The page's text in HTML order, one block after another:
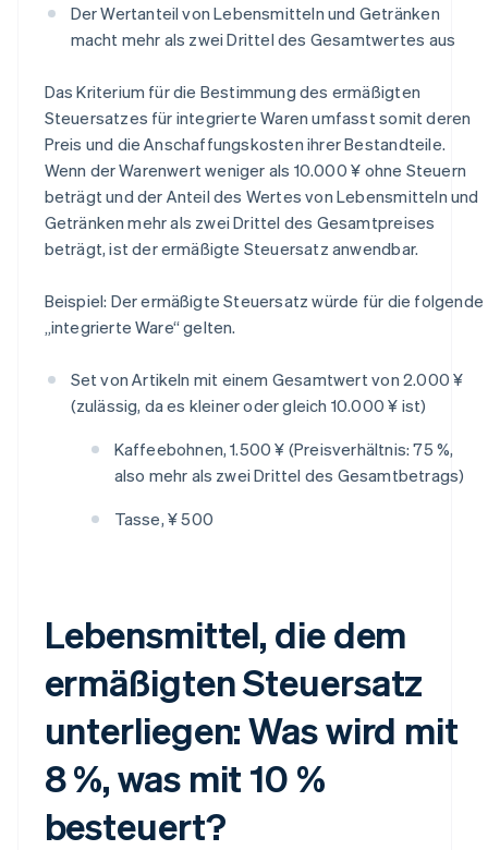
Der Wertanteil von Lebensmitteln und Getränken
macht mehr als zwei Drittel des Gesamtwertes aus
Das Kriterium für die Bestimmung des ermäßigten
Steuersatzes für integrierte Waren umfasst somit deren
Preis und die Anschaffungskosten ihrer Bestandteile.
Wenn der Warenwert weniger als 10.000 ¥ ohne Steuern
beträgt und der Anteil des Wertes von Lebensmitteln und
Getränken mehr als zwei Drittel des Gesamtpreises
beträgt, ist der ermäßigte Steuersatz anwendbar.
Beispiel: Der ermäßigte Steuersatz würde für die folgende
„integrierte Ware“ gelten.
Set von Artikeln mit einem Gesamtwert von 2.000 ¥
(zulässig, da es kleiner oder gleich 10.000 ¥ ist)
Kaffeebohnen, 1.500 ¥ (Preisverhältnis: 75 %,
also mehr als zwei Drittel des Gesamtbetrags)
Tasse, ¥ 500
Lebensmittel, die dem
ermäßigten Steuersatz
unterliegen: Was wird mit
8 %, was mit 10 %
besteuert?